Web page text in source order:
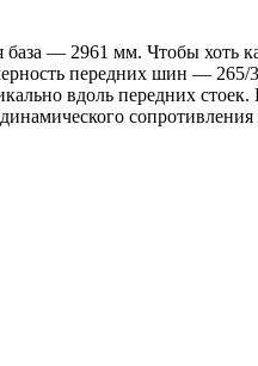
— 2961 мм. Чтобы хоть
передних шин —
вдоль передних